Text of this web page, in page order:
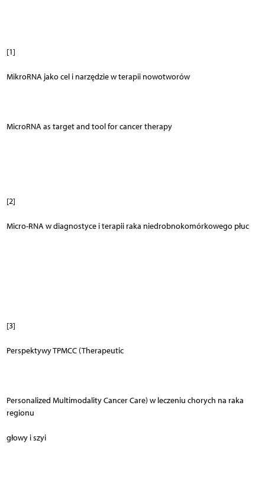
[1]
MikroRNA jako cel i narzędzie w terapii nowotworów
MicroRNA as target and tool for cancer therapy
[2]
Micro-RNA w diagnostyce i terapii raka niedrobnokomórkowego płuc
[3]
Perspektywy TPMCC (Therapeutic
Personalized Multimodality Cancer Care) w leczeniu chorych na raka
regionu
głowy i szyi